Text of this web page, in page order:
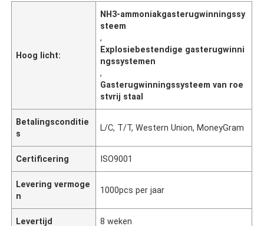
Hoog licht:
NH3-ammoniakgasterugwinningssy
steem
,
Explosiebestendige gasterugwinni
ngssystemen
,
Gasterugwinningssysteem van roe
stvrij staal
Betalingsconditie
s
L/C, T/T, Western Union, MoneyGram
Certificering ISO9001
Levering vermoge
n
1000pcs per jaar
Levertijd 8 weken